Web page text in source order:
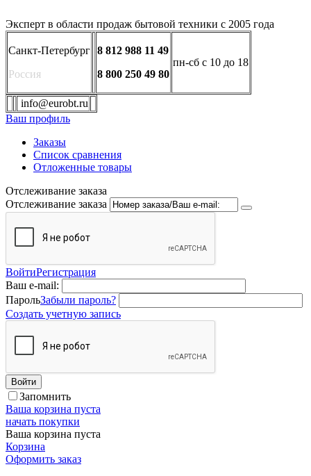
Эксперт в области продаж бытовой техники с 2005 года
Санкт-Петербург
Россия
8 812 988 11 49
8 800 250 49 80
пн-сб с 10 до 18
info@eurobt.ru
Ваш профиль
Заказы
Список сравнения
Отложенные товары
Отслеживание заказа
Отслеживание заказа
ВойтиРегистрация
Ваш e-mail:
ПарольЗабыли пароль?
Создать учетную запись
Войти
Запомнить
Ваша корзина пуста
начать покупки
Ваша корзина пуста
Корзина
Оформить заказ